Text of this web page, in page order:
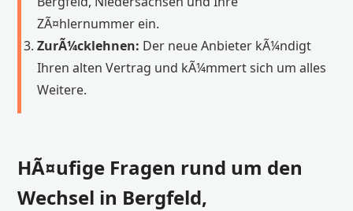
ZÃ¤hlernummer ein.
ZurÃ¼cklehnen: Der neue Anbieter kÃ¼ndigt
Ihren alten Vertrag und kÃ¼mmert sich um alles
Weitere.
HÃ¤ufige Fragen rund um den
Wechsel in Bergfeld,